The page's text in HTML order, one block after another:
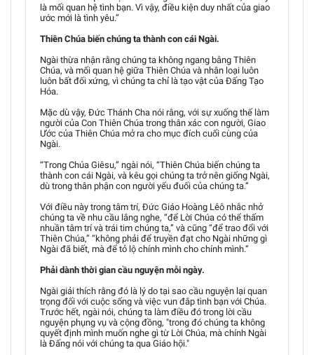
là mối quan hệ tình bạn. Vì vậy, điều kiện duy nhất của giao
ước mới là tình yêu.”
Thiên Chúa biến chúng ta thành con cái Ngài.
Ngài thừa nhận rằng chúng ta không ngang bằng Thiên
Chúa, và mối quan hệ giữa Thiên Chúa và nhân loại luôn
luôn bất đối xứng, vì chúng ta chỉ là tạo vật của Đấng Tạo
Hóa.
Mặc dù vậy, Đức Thánh Cha nói rằng, với sự xuống thế làm
người của Con Thiên Chúa trong thân xác con người, Giao
Ước của Thiên Chúa mở ra cho mục đích cuối cùng của
Ngài.
“Trong Chúa Giêsu,” ngài nói, “Thiên Chúa biến chúng ta
thành con cái Ngài, và kêu gọi chúng ta trở nên giống Ngài,
dù trong thân phận con người yếu đuối của chúng ta.”
Với điều này trong tâm trí, Đức Giáo Hoàng Lêô nhắc nhở
chúng ta về nhu cầu lắng nghe, “để Lời Chúa có thể thấm
nhuần tâm trí và trái tim chúng ta,” và cũng “để trao đổi với
Thiên Chúa,” “không phải để truyền đạt cho Ngài những gì
Ngài đã biết, mà để tỏ lộ chính mình cho chính mình.”
Phải dành thời gian cầu nguyện mỗi ngày.
Ngài giải thích rằng đó là lý do tại sao cầu nguyện lại quan
trọng đối với cuộc sống và việc vun đắp tình bạn với Chúa.
Trước hết, ngài nói, chúng ta làm điều đó trong lời cầu
nguyện phụng vụ và cộng đồng, "trong đó chúng ta không
quyết định mình muốn nghe gì từ Lời Chúa, mà chính Ngài
là Đấng nói với chúng ta qua Giáo hội."